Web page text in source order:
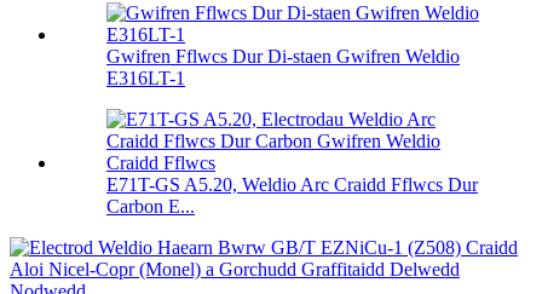
Gwifren Fflwcs Dur Di-staen Gwifren Weldio
E316LT-1
E71T-GS A5.20, Weldio Arc Craidd Fflwcs Dur
Carbon E...